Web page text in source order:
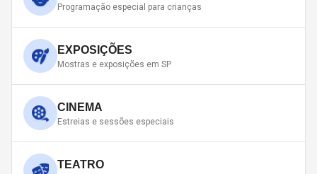
Programação especial para crianças
EXPOSIÇÕES
Mostras e exposições em SP
CINEMA
Estreias e sessões especiais
TEATRO